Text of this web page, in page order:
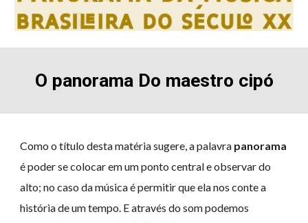
O panorama Do maestro cipó
Como o título desta matéria sugere, a palavra panorama
é poder se colocar em um ponto central e observar do
alto; no caso da música é permitir que ela nos conte a
história de um tempo. E através do som podemos